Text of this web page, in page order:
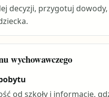
decyzji, przygotuj
wychowawczego
od szkoły i informację,